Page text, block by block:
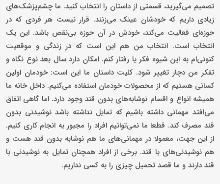
تصمیم می‌گیرید، قسمتی از داستان را انتخاب کنید. ما چشم‌پزشک‌های
زیادی داریم که خودشان عینک می‌زنند. قرار نیست هر فردی که در
حوزه‌ای فعالیت می‌کند، خودش در آن حوزه بی‌نقص باشد. این یک
انتخاب است. انتخاب من هم این است که در زندگی و موقعیت
کنونی‌ام به این شیوه فکر یا رفتار کنم. امکان دارد سال بعد نوع نگاه و
تفکر من دچار تغییر شود. کلیت داستان ما این است: خودمان اولین
کسانی هستیم که از محصولات خودمان استفاده می‌کنیم. داخل خانه ما
همیشه انواع و اقسام نوشابه‌های بدون قند وجود دارد. اما گاهی اتفاق
می‌افتد مهمانی داشته باشیم که تمایل نداشته باشد نوشیدنی بدون
قند مصرف کند. قطعا ما نمی‌توانیم افراد را مجبور به انجام کاری کنیم.
از این جهت، معمولا در مهمانی‌های ما هم نوشابه بدون قند هست و
هم نوشیدنی‌های با قند. برخی از افراد همچنان تمایل به نوشیدنی با
قند دارند و ما قصد تحمیل چیزی را به کسی نداریم.